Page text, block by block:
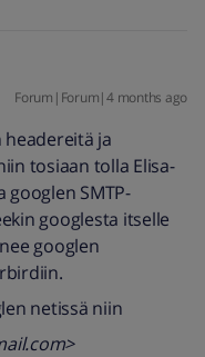
Forum|Forum|4 months ago
ja
tosiaan tolla Elisa-
SMTP-
googlesta itselle
googlen
netissä niin